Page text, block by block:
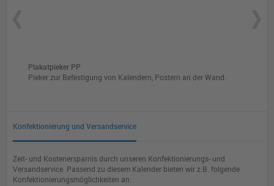
Plakatpieker PP
Pieker zur Befestigung von Kalendern, Postern an der Wand.
Konfektionierung und Versandservice
Zeit- und Kostenersparnis durch unseren Konfektionierungs- und
Versandservice. Passend zu diesem Kalender bieten wir z.B. folgende
Konfektionierungsmöglichkeiten an: